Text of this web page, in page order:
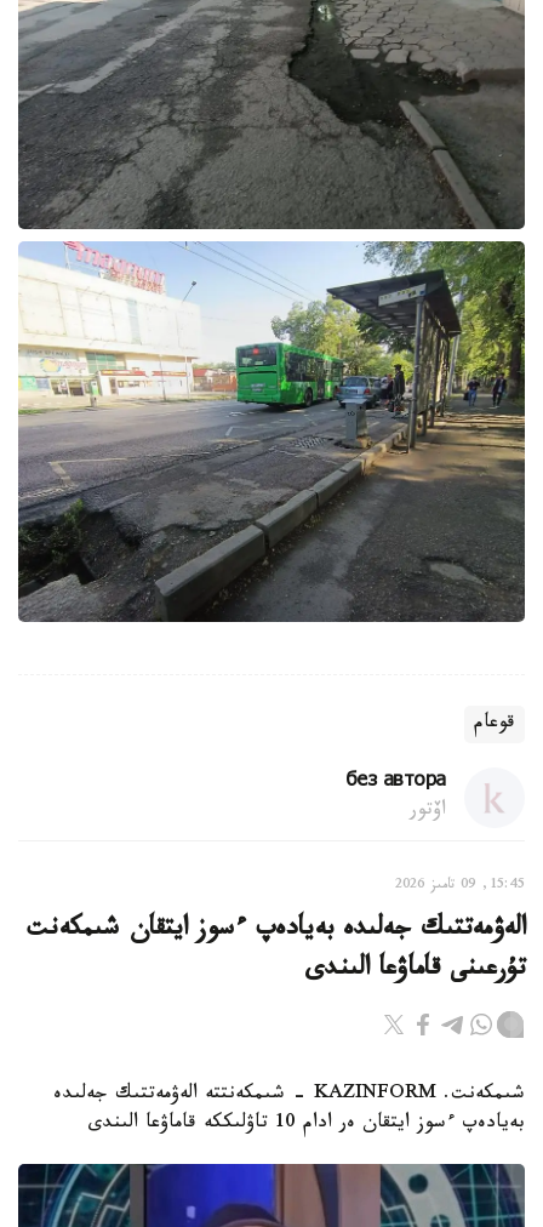
قوعام
без автора
اۆتور
15:45, 09 تامىز 2026
الەۋمەتتىك جەلىدە بەيادەپ ءسوز ايتقان شىمكەنت
تۇرعىنى قاماۋعا الىندى
شىمكەنت. KAZINFORM - شىمكەنتتە الەۋمەتتىك جەلىدە
بەيادەپ ءسوز ايتقان ەر ادام 10 تاۋلىككە قاماۋعا الىندى